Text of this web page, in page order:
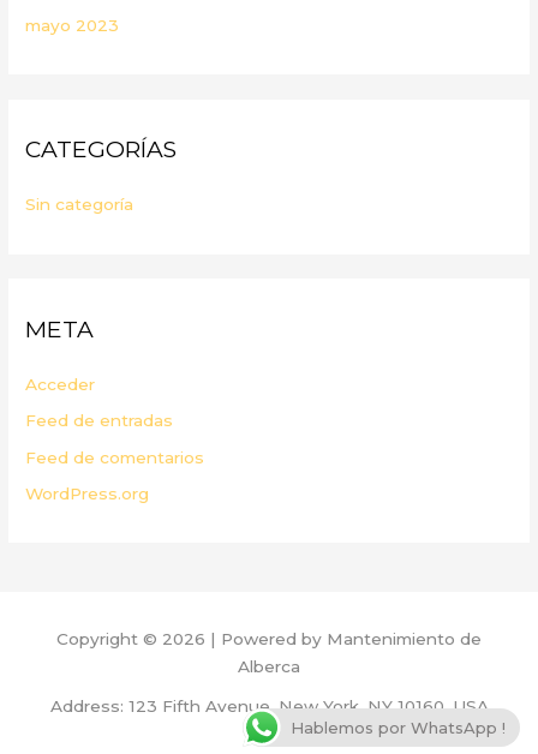
mayo 2023
CATEGORÍAS
Sin categoría
META
Acceder
Feed de entradas
Feed de comentarios
WordPress.org
Copyright © 2026 | Powered by Mantenimiento de
Alberca
Address: 123 Fifth Avenue, New York, NY 10160, USA
Hablemos por WhatsApp !